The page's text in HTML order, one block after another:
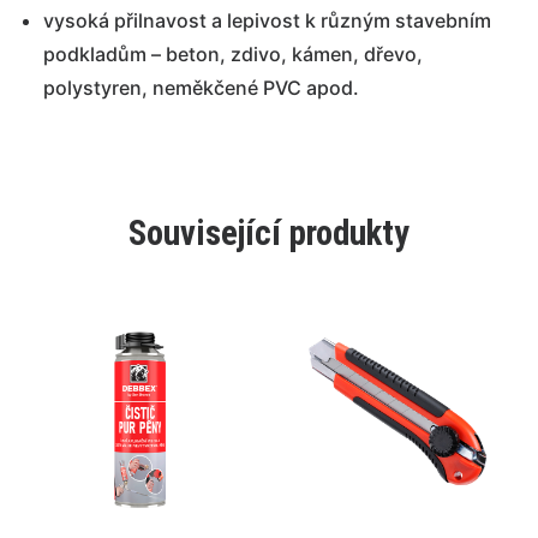
vysoká přilnavost a lepivost k různým stavebním
podkladům – beton, zdivo, kámen, dřevo,
polystyren, neměkčené PVC apod.
Související produkty